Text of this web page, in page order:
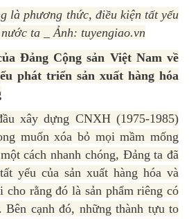
là phương thức, điều kiện tất yếu
ta _ Ảnh: tuyengiao.vn
Đảng Cộng sản Việt Nam về
phát triển sản xuất hàng hóa
xây dựng CNXH (1975-1985)
muốn xóa bỏ mọi mầm mống
cách nhanh chóng, Đảng ta đã
yếu của sản xuất hàng hóa và
rằng đó là sản phẩm riêng có
Bên cạnh đó, những thành tựu to